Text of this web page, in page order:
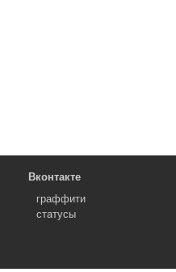
Вконтакте
граффити
статусы